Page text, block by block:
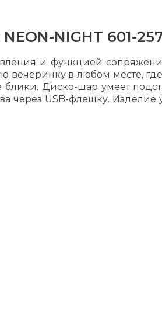
NIGHT 601-
и функцией
в любом месте,
Диско-шар умеет
через USB-флешку. Изделие